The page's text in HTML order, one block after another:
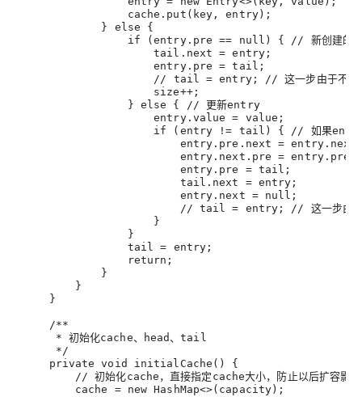
cache.put(key, entry) ;
} else {
if (entry.pre == null) { // 新创建的
tail.next = entry;
entry.pre = tail ;
// tail = entry; // 这一步由于不管
size++;
} else { // 更新entry
entry.value = value ;
if (entry != tail) { // 如果entry不在队尾
entry.pre.next = entry.next
entry.next.pre = entry.pre
entry.pre
= tail ;
tail.next
= entry ;
entry.next = null ;
// tail = entry ; // 这一步由于
}
}
tail
= entry ;
return ;
}
}
}
/**
* 初始化cache、head、tail
*/
private void initialCache() {
// 初始化cache，直接指定cache大小，防止以后扩容影响
cache = new HashMap<>(capacity) ;